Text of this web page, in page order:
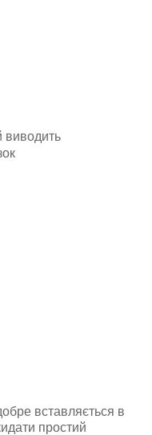
виводить
вставляється в
простий